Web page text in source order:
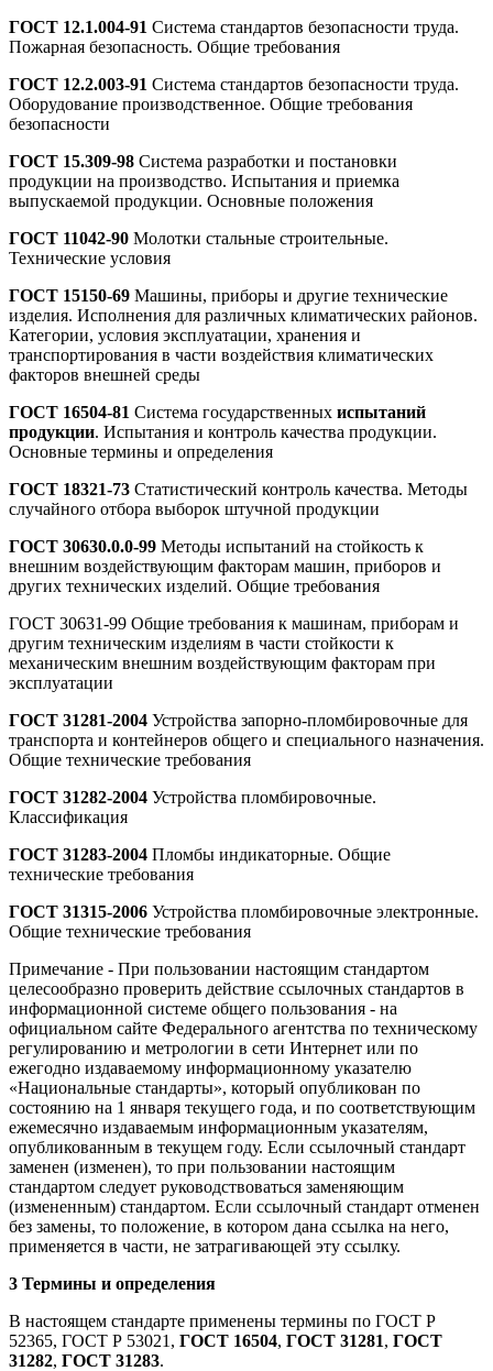
ГОСТ 12.1.004-91 Система стандартов безопасности труда.
Пожарная безопасность. Общие требования
ГОСТ 12.2.003-91 Система стандартов безопасности труда.
Оборудование производственное. Общие требования
безопасности
ГОСТ 15.309-98 Система разработки и постановки
продукции на производство. Испытания и приемка
выпускаемой продукции. Основные положения
ГОСТ 11042-90 Молотки стальные строительные.
Технические условия
ГОСТ 15150-69 Машины, приборы и другие технические
изделия. Исполнения для различных климатических районов.
Категории, условия эксплуатации, хранения и
транспортирования в части воздействия климатических
факторов внешней среды
ГОСТ 16504-81 Система государственных испытаний
продукции. Испытания и контроль качества продукции.
Основные термины и определения
ГОСТ 18321-73 Статистический контроль качества. Методы
случайного отбора выборок штучной продукции
ГОСТ 30630.0.0-99 Методы испытаний на стойкость к
внешним воздействующим факторам машин, приборов и
других технических изделий. Общие требования
ГОСТ 30631-99 Общие требования к машинам, приборам и
другим техническим изделиям в части стойкости к
механическим внешним воздействующим факторам при
эксплуатации
ГОСТ 31281-2004 Устройства запорно-пломбировочные для
транспорта и контейнеров общего и специального назначения.
Общие технические требования
ГОСТ 31282-2004 Устройства пломбировочные.
Классификация
ГОСТ 31283-2004 Пломбы индикаторные. Общие
технические требования
ГОСТ 31315-2006 Устройства пломбировочные электронные.
Общие технические требования
Примечание - При пользовании настоящим стандартом
целесообразно проверить действие ссылочных стандартов в
информационной системе общего пользования - на
официальном сайте Федерального агентства по техническому
регулированию и метрологии в сети Интернет или по
ежегодно издаваемому информационному указателю
«Национальные стандарты», который опубликован по
состоянию на 1 января текущего года, и по соответствующим
ежемесячно издаваемым информационным указателям,
опубликованным в текущем году. Если ссылочный стандарт
заменен (изменен), то при пользовании настоящим
стандартом следует руководствоваться заменяющим
(измененным) стандартом. Если ссылочный стандарт отменен
без замены, то положение, в котором дана ссылка на него,
применяется в части, не затрагивающей эту ссылку.
3 Термины и определения
В настоящем стандарте применены термины по ГОСТ Р
52365, ГОСТ Р 53021, ГОСТ 16504, ГОСТ 31281, ГОСТ
31282, ГОСТ 31283.